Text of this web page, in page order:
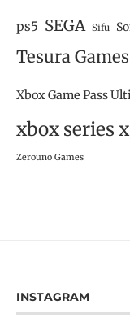
ps5 SEGA Sifu
Tesura Games
Xbox Game Pass
xbox series
Zerouno Games
INSTAGRAM